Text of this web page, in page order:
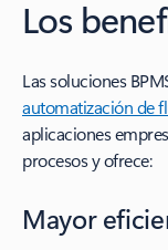
Los
Las soluciones
automatización de
aplicaciones
procesos y ofrece:
Mayor